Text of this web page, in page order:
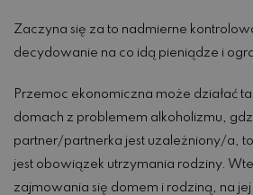
Zaczyna się za to nadmierne
decydowanie na co idą pieniądze i
Przemoc ekonomiczna może działać
domach z problemem alkoholizmu,
partner/partnerka jest uzależniony/a,
jest obowiązek utrzymania rodziny.
zajmowania się domem i rodziną, na